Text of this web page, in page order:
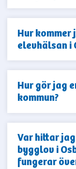
Hur kommer
elevhälsan i
Hur gör jag
kommun?
Var hittar
bygglov i
fungerar